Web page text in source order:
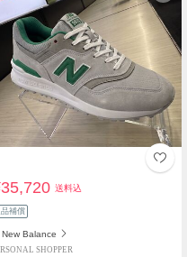
送料込
補償
New Balance
SHOPPER